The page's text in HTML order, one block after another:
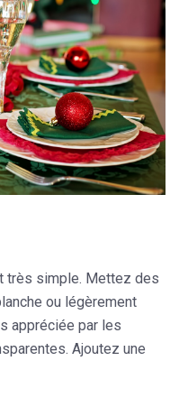
très simple. Mettez des
ou légèrement
appréciée par les
Ajoutez une